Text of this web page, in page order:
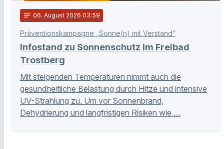
notes 06. August 2026 03:59
Präventionskampagne „Sonne(n) mit Verstand“
Infostand zu Sonnenschutz im Freibad
Trostberg
Mit steigenden Temperaturen nimmt auch die
gesundheitliche Belastung durch Hitze und intensive
UV-Strahlung zu. Um vor Sonnenbrand,
Dehydrierung und langfristigen Risiken wie …